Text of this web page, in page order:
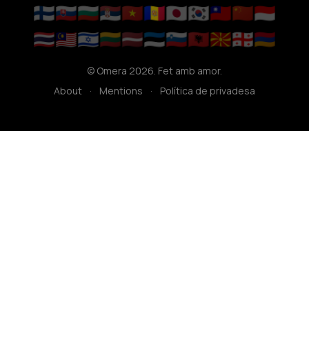
🇫🇮🇸🇰🇧🇬🇷🇸🇻🇳🇦🇩🇯🇵🇰🇷🇹🇼🇨🇳🇮🇩
🇹🇭🇲🇾🇮🇱🇱🇹🇱🇻🇪🇪🇸🇮🇦🇱🇲🇰🇬🇪🇦🇲
© Omera 2026. Fet amb amor.
About
· Mentions · Política de privadesa